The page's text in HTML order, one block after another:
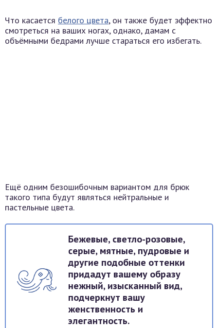
Что касается белого цвета, он также будет эффектно
смотреться на ваших ногах, однако, дамам с
объёмными бедрами лучше стараться его избегать.
Ещё одним безошибочным вариантом для брюк
такого типа будут являться нейтральные и
пастельные цвета.
Бежевые, светло-розовые,
серые, мятные, пудровые и
другие подобные оттенки
придадут вашему образу
нежный, изысканный вид,
подчеркнут вашу
женственность и
элегантность.